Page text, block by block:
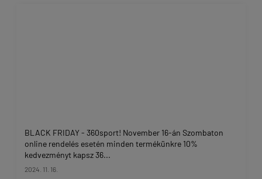
BLACK FRIDAY - 360sport! November 16-án Szombaton
online rendelés esetén minden termékünkre 10%
kedvezményt kapsz 36...
2024. 11. 16.